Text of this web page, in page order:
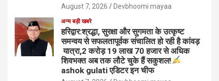
August 7, 2026 Devbhoomi mayaa
अन्य बड़ी खबरे
हरिद्वार:श्रद्धा, सुरक्षा और सुगमता के उत्कृष्ट
समन्वय से सफलतापूर्वक संचालित हो रही है कांवड़
यात्रा,2 करोड़ 19 लाख 70 हजार से अधिक
शिवभक्त अब तक लौटे चुके हैं सकुशल!
ashok gulati एडिटर इन चीफ